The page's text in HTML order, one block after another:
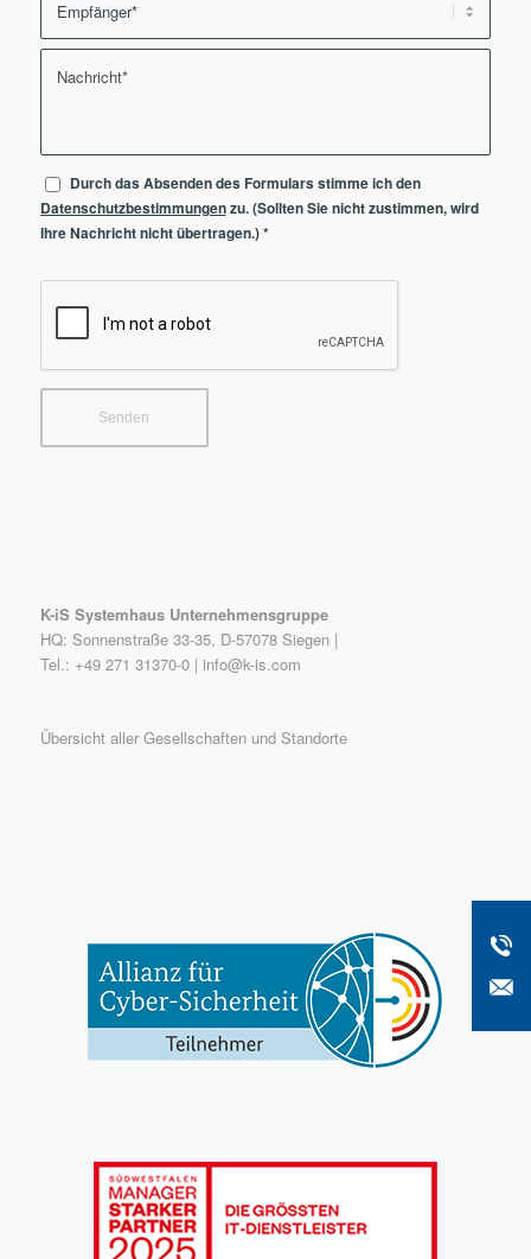
Durch das Absenden des Formulars stimme ich den
Datenschutzbestimmungenzu. (Sollten Sie nicht zustimmen, wird
Ihre Nachricht nicht übertragen.)*
K-iS Systemhaus Unternehmensgruppe
HQ: Sonnenstraße 33-35, D-57078 Siegen |
Tel.: +49 271 31370-0 | info@k-is.com
Übersicht aller Gesellschaften und Standorte